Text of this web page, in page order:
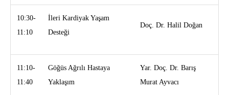
10:30-
11:10
İleri Kardiyak Yaşam
Desteği
Doç. Dr. Halil Doğan
11:10-
11:40
Göğüs Ağrılı Hastaya
Yaklaşım
Yar. Doç. Dr. Barış
Murat Ayvacı